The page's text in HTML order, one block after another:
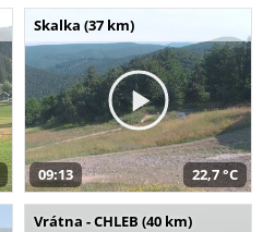
Skalka (37 km)
09:13 22,7 °C
Vrátna - CHLEB (40 km)